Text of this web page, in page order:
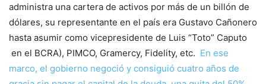
administra una cartera de activos por más de un billón de
dólares, su representante en el país era Gustavo Cañonero
hasta asumir como vicepresidente de Luis “Toto” Caputo
en el BCRA), PIMCO, Gramercy, Fidelity, etc. En ese
marco, el gobierno negoció y consiguió cuatro años de